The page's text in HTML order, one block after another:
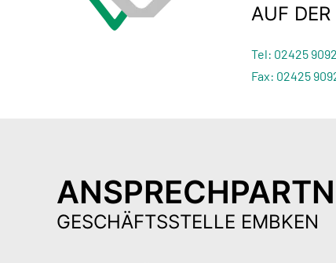
AUF
Tel: 02425
Fax: 02425
GESCHÄFTSSTELLE EMBKEN